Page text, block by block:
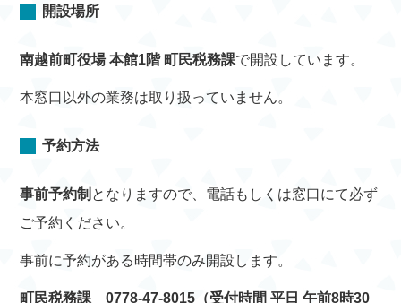
開設場所
南越前町役場 本館1階 町民税務課で開設しています。
本窓口以外の業務は取り扱っていません。
予約方法
事前予約制 となりますので、電話もしくは窓口にて必ず
ご予約ください。
事前に予約がある時間帯のみ開設します。
町民税務課 0778-47-8015（受付時間 平日 午前8時30